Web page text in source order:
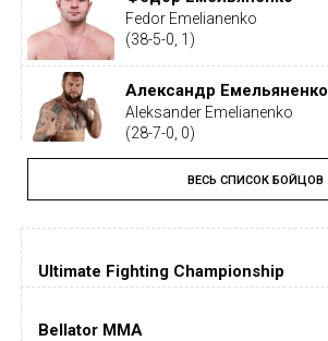
Fedor Emelianenko
(38-5-0, 1)
Александр Емельяненко
Aleksander Emelianenko
(28-7-0, 0)
Тайрон Вудли
Tyron Woodley
(19-5-1, 0)
Дастин Порье
(26-6-0, 1)
ВЕСЬ СПИСОК БОЙЦОВ
Ultimate Fighting Championship
Bellator MMA